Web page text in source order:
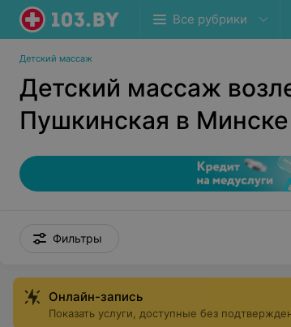
Все рубрики
Детский массаж
Детский массаж
Пушкинская в Минске
Фильтры
Онлайн-запись
Показать услуги, доступные без